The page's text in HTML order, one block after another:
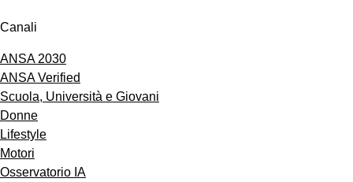
Canali
ANSA 2030
ANSA Verified
Scuola, Università e Giovani
Donne
Lifestyle
Motori
Osservatorio IA